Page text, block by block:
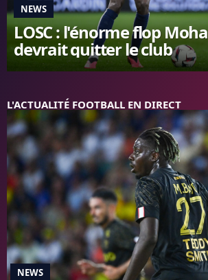
FC BARCELONE
MANCHESTER UNITED
CHELSEA
L'AVIS DE LA RÉDAC'
NEWS
LOSC : l'énorme flop
devrait quitter le club
L'ACTUALITÉ FOOTBALL EN DIRECT
NEWS